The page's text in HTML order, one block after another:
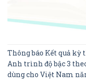
Thông báo Kết quả
Anh trình độ bậc 3
dùng cho Việt Nam